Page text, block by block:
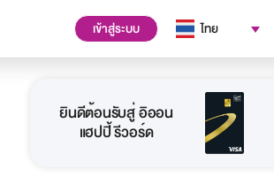
เข้าสู่ระบบ ไทย
ยินดีต้อนรับสู่ อิออน
แฮปปี้ รีวอร์ด